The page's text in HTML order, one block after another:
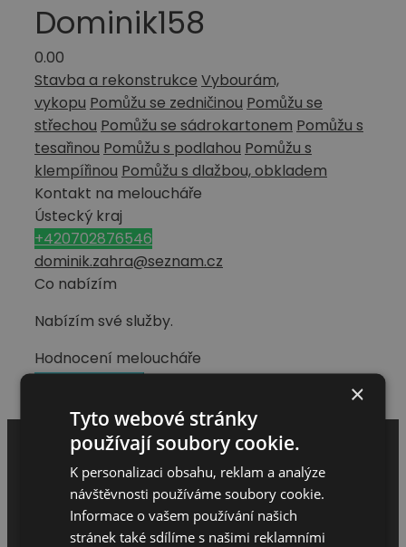
Dominik158
0.00
Stavba a rekonstrukce Vybourám,
vykopu Pomůžu se zedničinou Pomůžu se
střechou Pomůžu se sádrokartonem Pomůžu s
tesařinou Pomůžu s podlahou Pomůžu s
klempířinou Pomůžu s dlažbou, obkladem
Kontakt na meloucháře
Ústecký kraj
+420702876546
dominik.zahra@seznam.cz
Co nabízím
Nabízím své služby.
Hodnocení meloucháře
×
Tyto webové stránky
používají soubory cookie.
K personalizaci obsahu, reklam a analýze
návštěvnosti používáme soubory cookie.
Informace o vašem používání našich
stránek také sdílíme s našimi reklamními